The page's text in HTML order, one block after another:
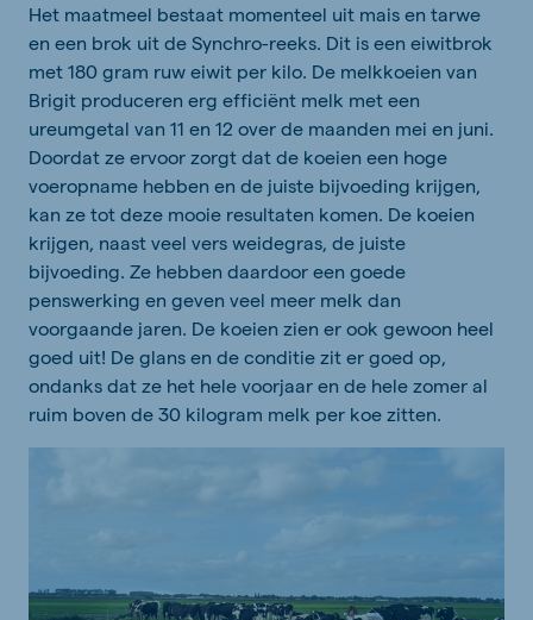
Het maatmeel bestaat momenteel uit mais en tarwe
en een brok uit de Synchro-reeks. Dit is een eiwitbrok
met 180 gram ruw eiwit per kilo. De melkkoeien van
Brigit produceren erg efficiënt melk met een
ureumgetal van 11 en 12 over de maanden mei en juni.
Doordat ze ervoor zorgt dat de koeien een hoge
voeropname hebben en de juiste bijvoeding krijgen,
kan ze tot deze mooie resultaten komen. De koeien
krijgen, naast veel vers weidegras, de juiste
bijvoeding. Ze hebben daardoor een goede
penswerking en geven veel meer melk dan
voorgaande jaren. De koeien zien er ook gewoon heel
goed uit! De glans en de conditie zit er goed op,
ondanks dat ze het hele voorjaar en de hele zomer al
ruim boven de 30 kilogram melk per koe zitten.